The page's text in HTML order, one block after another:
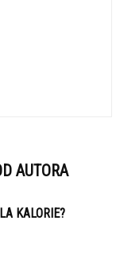
AUTORA
KALORIE?